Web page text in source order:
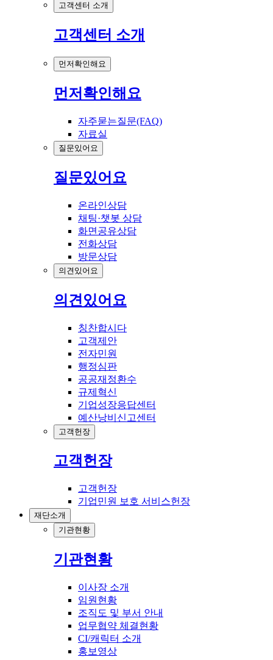
고객센터 소개
고객센터 소개
먼저확인해요
먼저확인해요
자주묻는질문(FAQ)
자료실
질문있어요
질문있어요
온라인상담
채팅·챗봇 상담
화면공유상담
전화상담
방문상담
의견있어요
의견있어요
칭찬합시다
고객제안
전자민원
행정심판
공공재정환수
규제혁신
기업성장응답센터
예산낭비신고센터
고객헌장
고객헌장
고객헌장
기업민원 보호 서비스헌장
재단소개
기관현황
기관현황
이사장 소개
임원현황
조직도 및 부서 안내
업무협약 체결현황
CI/캐릭터 소개
홍보영상